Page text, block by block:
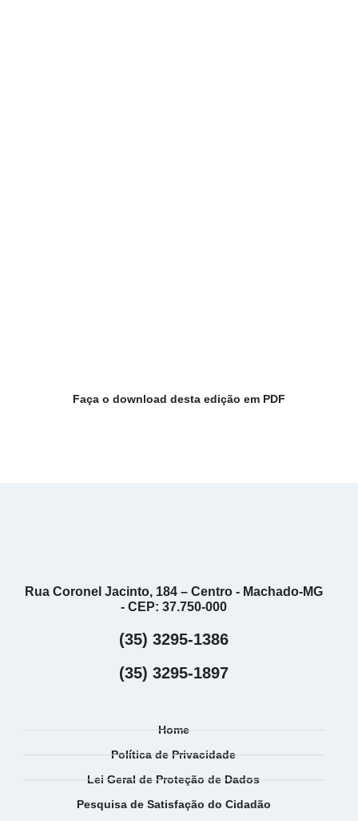
Faça o download desta edição em PDF
Rua Coronel Jacinto, 184 – Centro - Machado-MG
- CEP: 37.750-000
(35) 3295-1386
(35) 3295-1897
Home
Política de Privacidade
Lei Geral de Proteção de Dados
Pesquisa de Satisfação do Cidadão